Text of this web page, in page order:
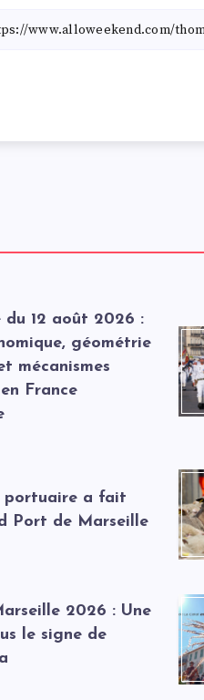
du 12 août 2026 :
géométrie
mécanismes
France
portuaire a fait
Port de Marseille
2026 : Une
le signe de